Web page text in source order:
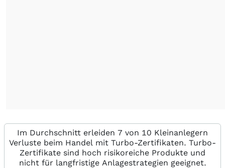
Im Durchschnitt erleiden 7 von 10 Kleinanlegern
Verluste beim Handel mit Turbo-Zertifikaten. Turbo-
Zertifikate sind hoch risikoreiche Produkte und
nicht für langfristige Anlagestrategien geeignet.